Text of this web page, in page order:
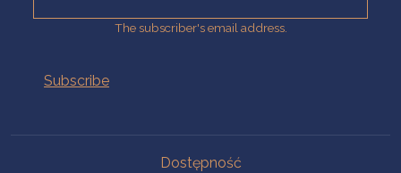
The subscriber's email address.
Dostępność